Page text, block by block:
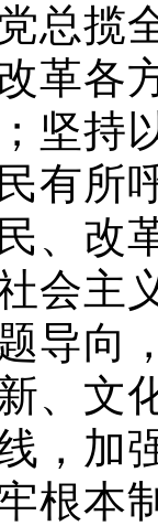
总揽
革各
坚持
有所
、改
会主
导向
、文
，加
根本